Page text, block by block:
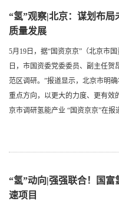
“氢”观察|北京：谋划布
质量发展
5月19日，据“国资京京”（北京市
日，市国资委党委委员、副主任
范区调研。”报道显示，北京市明
重点方向，以更大的力度、更有效
京市调研氢能产业 “国资京京”在报
“氢”动向|强强联合！国
速项目